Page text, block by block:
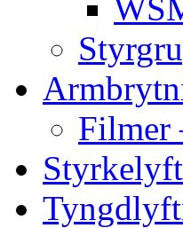
Filmer
Styrkelyft